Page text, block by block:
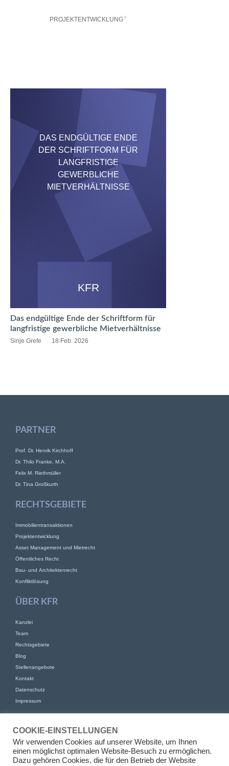
PROJEKTENTWICKLUNG 3
DAS ENDGÜLTIGE ENDE
DER SCHRIFTFORM FÜR
LANGFRISTIGE
GEWERBLICHE
MIETVERHÄLTNISSE
KFR
Das endgültige Ende der Schriftform für
langfristige gewerbliche Mietverhältnisse
Sinje Grefe 18 Feb. 2026
PARTNER
Prof. Dr. Henrik Kirchhoff
Dr. Thilo Franke, M.A.
Felix M. Riethmüller
Dr. Tina Großkurth
RECHTSGEBIETE
Immobilientransaktionen
Projektentwicklung
Asset Management und Mietrecht
Öffentliches Recht
Bau- und Architektenrecht
Konfliktlösung
ÜBER KFR
Kanzlei
Team
Rechtsgebiete
Blog
Stellenangebote
Kontakt
Datenschutz
Impressum
KFR Kirchhoff Franke Riethmüller Partnerschaft von Rechtsanwälten
mbB
Am Kaiserkai 69
COOKIE-EINSTELLUNGEN
Wir verwenden Cookies auf unserer Website, um Ihnen
einen möglichst optimalen Website-Besuch zu ermöglichen.
Dazu gehören Cookies, die für den Betrieb der Website